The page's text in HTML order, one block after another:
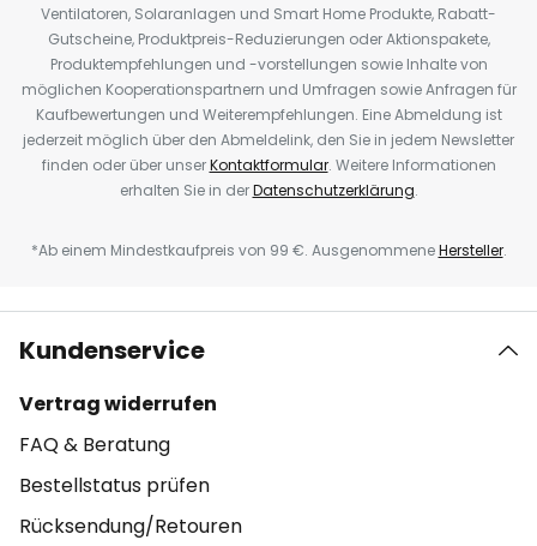
Ventilatoren, Solaranlagen und Smart Home Produkte, Rabatt-
Gutscheine, Produktpreis-Reduzierungen oder Aktionspakete,
Produktempfehlungen und -vorstellungen sowie Inhalte von
möglichen Kooperationspartnern und Umfragen sowie Anfragen für
Kaufbewertungen und Weiterempfehlungen. Eine Abmeldung ist
jederzeit möglich über den Abmeldelink, den Sie in jedem Newsletter
finden oder über unserKontaktformular. Weitere Informationen
erhalten Sie in derDatenschutzerklärung.
*Ab einem Mindestkaufpreis von 99 €. AusgenommeneHersteller.
Kundenservice
Vertrag widerrufen
FAQ & Beratung
Bestellstatus prüfen
Rücksendung/Retouren